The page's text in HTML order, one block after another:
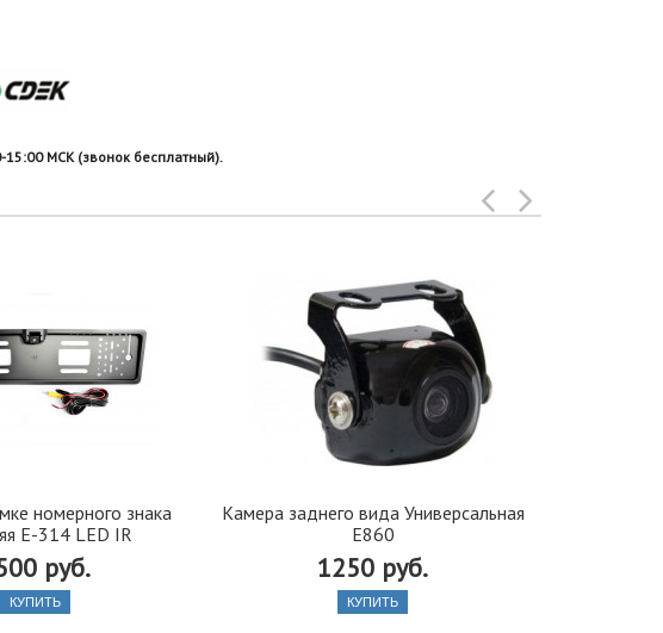
МСК (звонок бесплатный).
номерного знака
Е-314 LED IR
руб.
КУПИТЬ
Камера заднего вида Универсальная
E860
1250 руб.
КУПИТЬ